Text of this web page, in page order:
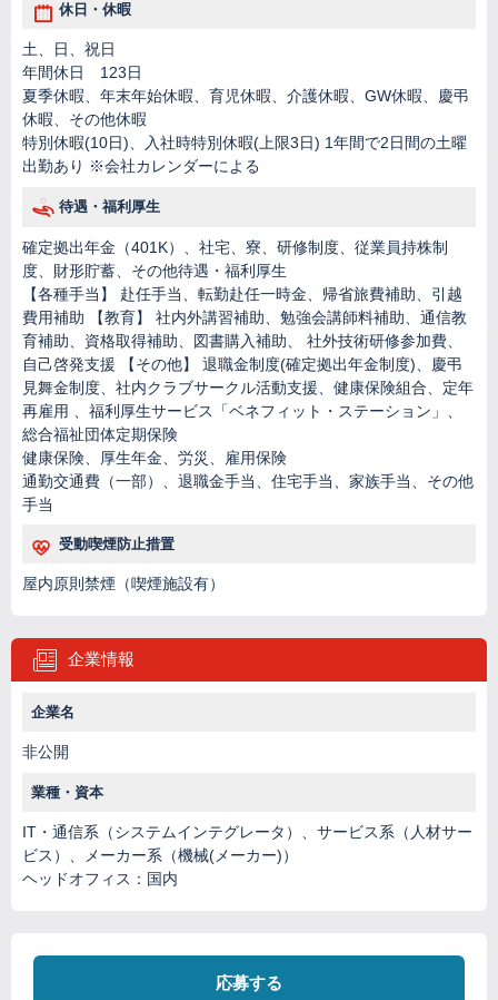
休日・休暇
土、日、祝日
年間休日 123日
夏季休暇、年末年始休暇、育児休暇、介護休暇、GW休暇、慶弔
休暇、その他休暇
特別休暇(10日)、入社時特別休暇(上限3日) 1年間で2日間の土曜
出勤あり ※会社カレンダーによる
待遇・福利厚生
確定拠出年金（401K）、社宅、寮、研修制度、従業員持株制
度、財形貯蓄、その他待遇・福利厚生
【各種手当】 赴任手当、転勤赴任一時金、帰省旅費補助、引越
費用補助 【教育】 社内外講習補助、勉強会講師料補助、通信教
育補助、資格取得補助、図書購入補助、 社外技術研修参加費、
自己啓発支援 【その他】 退職金制度(確定拠出年金制度)、慶弔
見舞金制度、社内クラブサークル活動支援、健康保険組合、定年
再雇用 、福利厚生サービス「ベネフィット・ステーション」、
総合福祉団体定期保険
健康保険、厚生年金、労災、雇用保険
通勤交通費（一部）、退職金手当、住宅手当、家族手当、その他
手当
受動喫煙防止措置
屋内原則禁煙（喫煙施設有）
企業情報
企業名
非公開
業種・資本
IT・通信系（システムインテグレータ）、サービス系（人材サー
ビス）、メーカー系（機械(メーカー)）
ヘッドオフィス：国内
応募する